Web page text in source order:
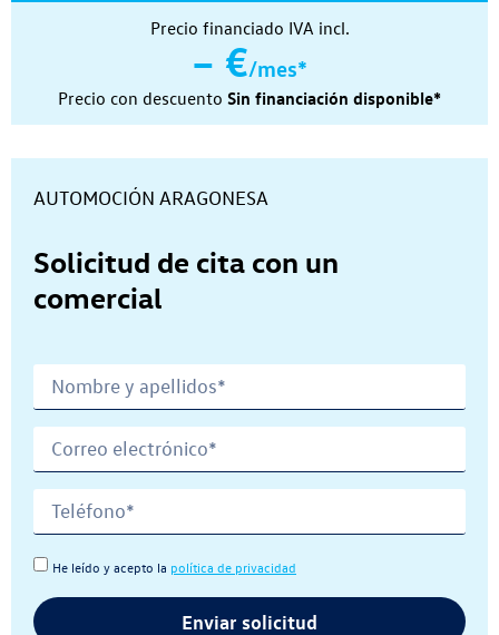
Precio financiado IVA incl.
– €/mes*
Precio con descuento Sin financiación disponible*
Concesionario:
AUTOMOCIÓN ARAGONESA
Solicitud de cita con un
comercial
He leído y acepto la política de privacidad
Enviar solicitud